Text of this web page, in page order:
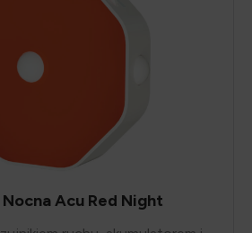
Acu Red Night